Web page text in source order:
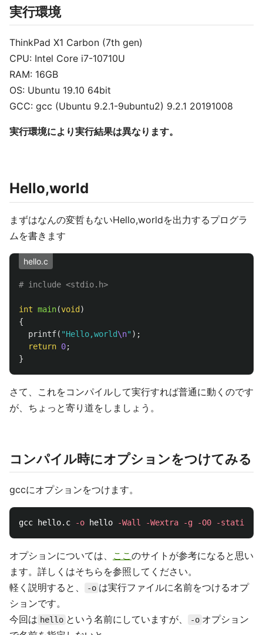
実行環境
ThinkPad X1 Carbon (7th gen)
CPU: Intel Core i7-10710U
RAM: 16GB
OS: Ubuntu 19.10 64bit
GCC: gcc (Ubuntu 9.2.1-9ubuntu2) 9.2.1 20191008
実行環境により実行結果は異なります。
Hello,world
まずはなんの変哲もないHello,worldを出力するプログラ
ムを書きます
hello.c
int main(void )
{
printf( "Hello,world\n" );
return 0;
}
さて、これをコンパイルして実行すれば普通に動くのです
が、ちょっと寄り道をしましょう。
コンパイル時にオプションをつけてみる
gccにオプションをつけます。
gcc hello.c -o hello -Wall -Wextra -g -O0 -static
オプションについては、 ここのサイトが参考になると思い
ます。詳しくはそちらを参照してください。
軽く説明すると、
-o は実行ファイルに名前をつけるオプ
ションです。
今回は hello という名前にしていますが、 -o オプション